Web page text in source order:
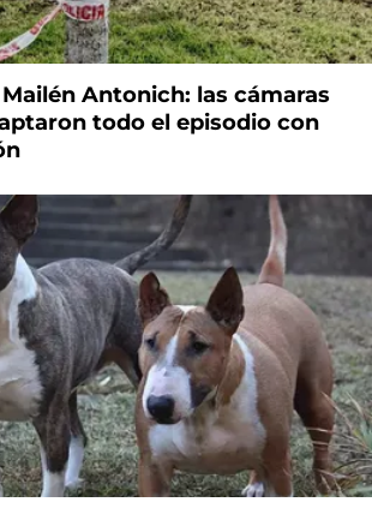
Antonich: las cámaras
todo el episodio con